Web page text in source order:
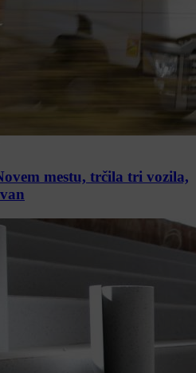
mestu, trčila tri vozila,